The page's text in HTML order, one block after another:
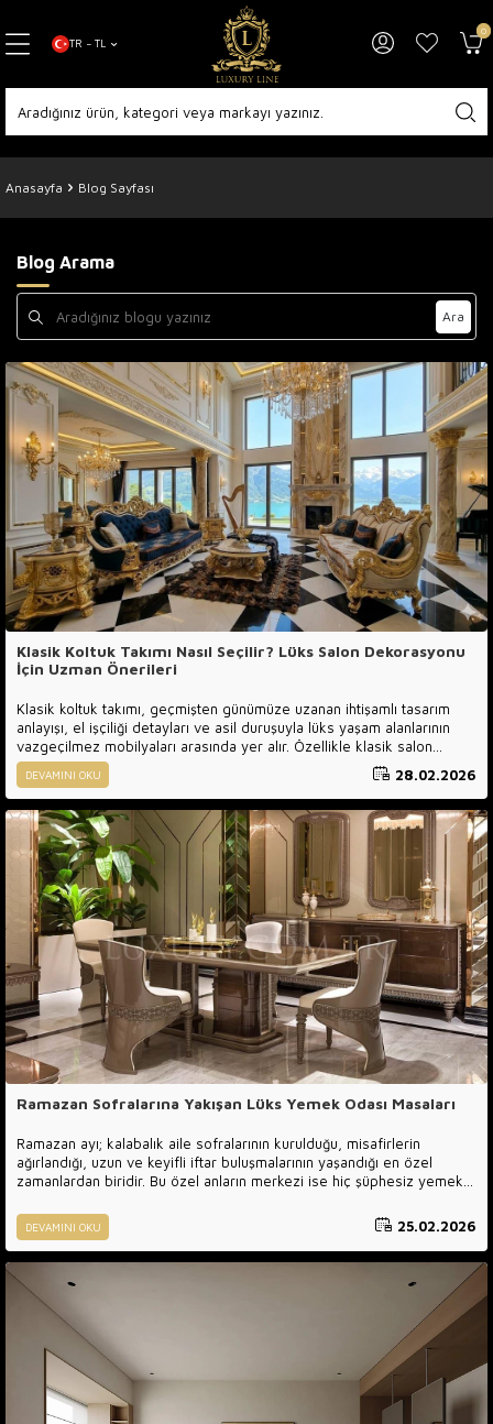
TR − TL
0
Anasayfa Blog Sayfası
Blog Arama
Ara
Klasik Koltuk Takımı Nasıl Seçilir? Lüks Salon Dekorasyonu
İçin Uzman Önerileri
Klasik koltuk takımı, geçmişten günümüze uzanan ihtişamlı tasarım
anlayışı, el işçiliği detayları ve asil duruşuyla lüks yaşam alanlarının
vazgeçilmez mobilyaları arasında yer alır. Özellikle klasik salon
takımı, avangard koltuk takımı, oymalı koltuk, varaklı mobilya, lüks
oturma grubu, chester koltuk, klasik kanepe gibi anahtar kelimeler,
2026 yılında da en çok aratılan mobilya kategorileri arasında öne
çıkmaktadır. Çünkü klasik stil, yalnızca bir dekorasyon tercihi değil;
aynı zamanda güç, prestij ve kaliteyi simgeleyen bir yaşam tarzıdır.
DEVAMINI OKU 28.02.2026
Ramazan Sofralarına Yakışan Lüks Yemek Odası Masaları
Ramazan ayı; kalabalık aile sofralarının kurulduğu, misafirlerin
ağırlandığı, uzun ve keyifli iftar buluşmalarının yaşandığı en özel
zamanlardan biridir. Bu özel anların merkezi ise hiç şüphesiz yemek
sohbetlerin uzadığı, anıların biriktiği, ailenin ve dostluğun güçlendiği
bir yaşam alanıdır. Bu yüzden Ramazan sofraları için seçilecek yemek
odası masası hem estetik hem konforlu hem de uzun yıllar
DEVAMINI OKU 25.02.2026